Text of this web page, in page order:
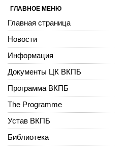
ГЛАВНОЕ МЕНЮ
Главная страница
Новости
Информация
Документы ЦК ВКПБ
Программа ВКПБ
The Programme
Устав ВКПБ
Библиотека